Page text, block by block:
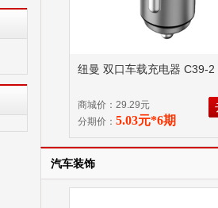
纽曼 双口车载充电器 C39-2
商城价：29.29元
分期价： 5.03元*6期
汽车装饰